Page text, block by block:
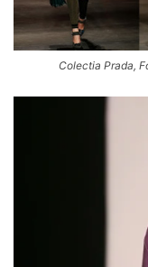
Colectia Prada,